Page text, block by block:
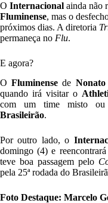
O Internacional ainda não
Fluminense, mas o
próximos dias. A diretoria
permaneça no Flu.
E agora?
OFluminense de Nonato
quando irá visitar o
com um time misto ou
Brasileirão.
Por outro lado, o
domingo (4) e
teve boa passagem pelo
pela 25ª rodada do
Foto Destaque: Marcelo